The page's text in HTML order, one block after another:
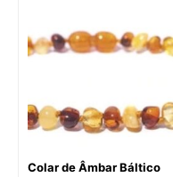
R$152,09.R$127,52.
Colar de Âmbar Báltico